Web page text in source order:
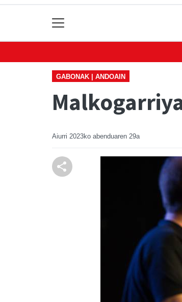
GABONAK | ANDOAIN
Aiurri 2023ko abenduaren 29a